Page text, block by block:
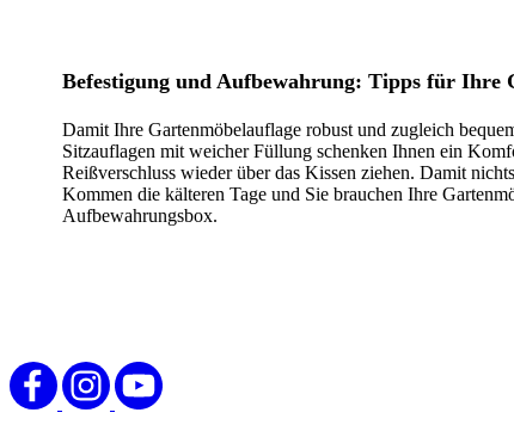
Befestigung und Aufbewahrung: Tipps für Ihre
Damit Ihre Gartenmöbelauflage robust und zugleich
Sitzauflagen mit weicher Füllung schenken Ihnen ein
Reißverschluss wieder über das Kissen ziehen. Damit
Kommen die kälteren Tage und Sie brauchen Ihre
Aufbewahrungsbox.